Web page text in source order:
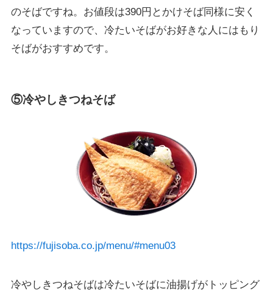
のそばですね。お値段は390円とかけそば同様に安く
なっていますので、冷たいそばがお好きな人にはもり
そばがおすすめです。
⑤冷やしきつねそば
https://fujisoba.co.jp/menu/#menu03
冷やしきつねそばは冷たいそばに油揚げがトッピング